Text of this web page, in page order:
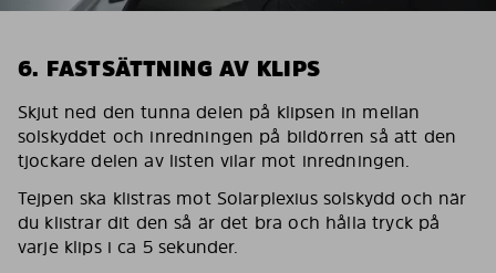
6. FASTSÄTTNING AV KLIPS
Skjut ned den tunna delen på klipsen in mellan
solskyddet och inredningen på bildörren så att den
tjockare delen av listen vilar mot inredningen.
Tejpen ska klistras mot Solarplexius solskydd och när
du klistrar dit den så är det bra och hålla tryck på
varje klips i ca 5 sekunder.